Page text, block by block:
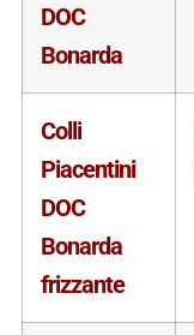
DOC
Bonarda
Colli
Piacentini
DOC
Bonarda
frizzante